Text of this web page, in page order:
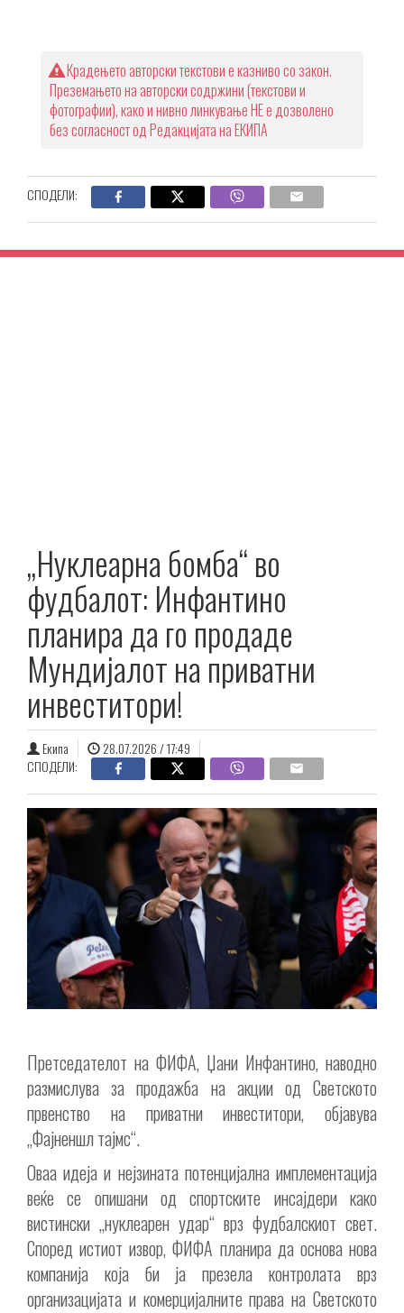
Крадењето авторски текстови е казниво со закон.
Преземањето на авторски содржини (текстови и
фотографии), како и нивно линкување НЕ е дозволено
без согласност од Редакцијата на ЕКИПА
СПОДЕЛИ:
„Нуклеарна бомба“ во
фудбалот: Инфантино
планира да го продаде
Мундијалот на приватни
инвеститори!
Екипа
28.07.2026 / 17:49
СПОДЕЛИ:
Претседателот на ФИФА, Џани Инфантино, наводно
размислува за продажба на акции од Светското
првенство на приватни инвеститори, објавува
„Фајненшл тајмс“.
Оваа идеја и нејзината потенцијална имплементација
веќе се опишани од спортските инсајдери како
вистински „нуклеарен удар“ врз фудбалскиот свет.
Според истиот извор, ФИФА планира да основа нова
компанија која би ја презела контролата врз
организацијата и комерцијалните права на Светското